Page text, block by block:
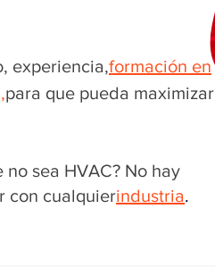
experiencia,formación en
para que pueda maximizar
sea HVAC? No hay
con cualquierindustria.